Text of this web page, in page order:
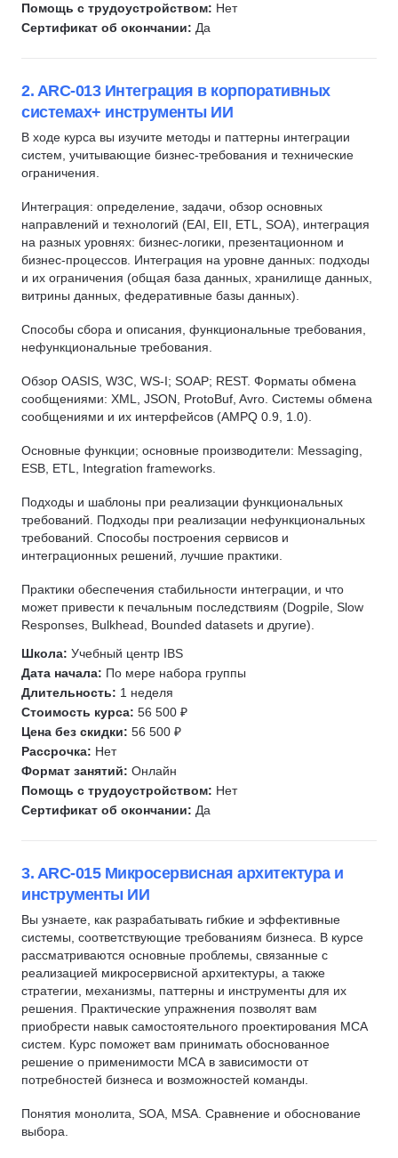
Базы данных
ООП
Криптография
Solidity
Smart Contract
Web3
Парсинг
Создание чат-ботов
Разработка VR-приложений
Многопоточность
Параллельное программирование
Киберразведка
Цифровая криминалистика
Мониторинг
Ansible
Terraform
Prometheus
Схемотехника
.NET
Администрирование оборудования Cisco
Vue.js
Модульное тестирование
IoT
Программирование микроконтроллеров
Логирование
Сетевой инженер
Observability
Windows
Grafana
FastAPI
Многопоточное программирование
Многопроцессорность
Помощь с трудоустройством: Нет
Сертификат об окончании: Да
2. ARC-013 Интеграция в корпоративных
системах+ инструменты ИИ
В ходе курса вы изучите методы и паттерны интеграции
систем, учитывающие бизнес-требования и технические
ограничения.
Интеграция: определение, задачи, обзор основных
направлений и технологий (EAI, EII, ETL, SOA), интеграция
на разных уровнях: бизнес-логики, презентационном и
бизнес-процессов. Интеграция на уровне данных: подходы
и их ограничения (общая база данных, хранилище данных,
витрины данных, федеративные базы данных).
Способы сбора и описания, функциональные требования,
нефункциональные требования.
Обзор OASIS, W3C, WS-I; SOAP; REST. Форматы обмена
сообщениями: XML, JSON, ProtoBuf, Avro. Системы обмена
сообщениями и их интерфейсов (AMPQ 0.9, 1.0).
Основные функции; основные производители: Messaging,
ESB, ETL, Integration frameworks.
Подходы и шаблоны при реализации функциональных
требований. Подходы при реализации нефункциональных
требований. Способы построения сервисов и
интеграционных решений, лучшие практики.
Практики обеспечения стабильности интеграции, и что
может привести к печальным последствиям (Dogpile, Slow
Responses, Bulkhead, Bounded datasets и другие).
Школа: Учебный центр IBS
Дата начала: По мере набора группы
Длительность: 1 неделя
Стоимость курса: 56 500 ₽
Цена без скидки: 56 500 ₽
Рассрочка: Нет
Формат занятий: Онлайн
Помощь с трудоустройством: Нет
Сертификат об окончании: Да
3. ARC-015 Микросервисная архитектура и
инструменты ИИ
Вы узнаете, как разрабатывать гибкие и эффективные
системы, соответствующие требованиям бизнеса. В курсе
рассматриваются основные проблемы, связанные с
реализацией микросервисной архитектуры, а также
стратегии, механизмы, паттерны и инструменты для их
решения. Практические упражнения позволят вам
приобрести навык самостоятельного проектирования МСА
систем. Курс поможет вам принимать обоснованное
решение о применимости МСА в зависимости от
потребностей бизнеса и возможностей команды.
Понятия монолита, SOA, MSA. Сравнение и обоснование
выбора.